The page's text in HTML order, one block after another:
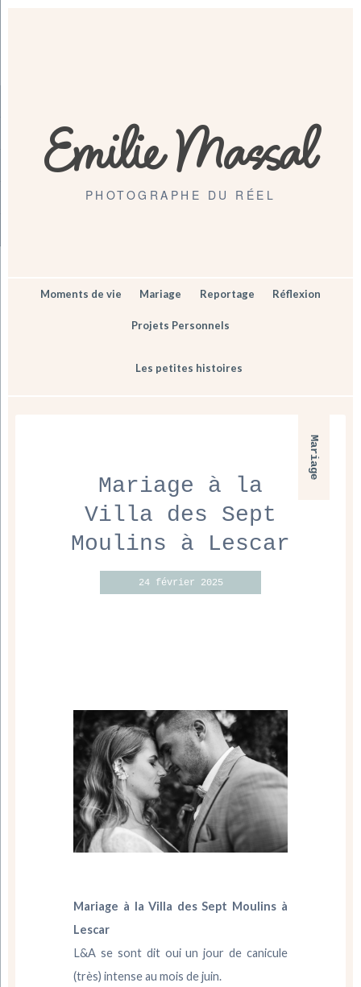
Emilie Massal
PHOTOGRAPHE DU RÉEL
Moments de vie Mariage Reportage Réflexion
Projets Personnels
Les petites histoires
Mariage
Mariage à la
Villa des Sept
Moulins à Lescar
24 février 2025
Mariage à la Villa des Sept Moulins à
Lescar
L&A se sont dit oui un jour de canicule
(très) intense au mois de juin.